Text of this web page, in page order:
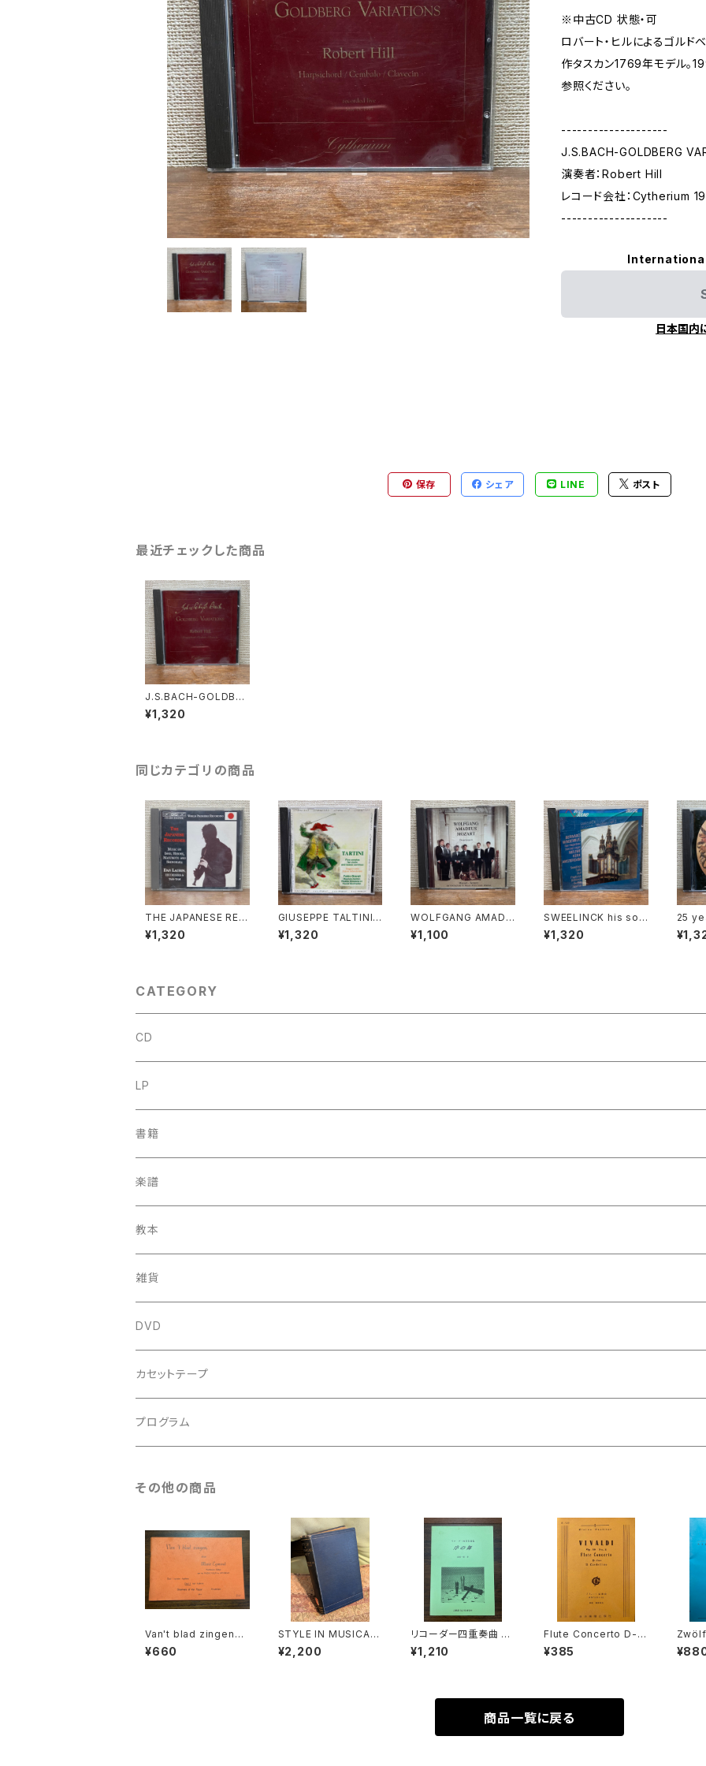
※中古CD 状態・可
ロバート・ヒルによるゴルド
作タスカン1769年モデル。
参照ください。
--------------------
J.S.BACH-GOLDBERG
演奏者：Robert Hill
レコード会社：Cytherium
--------------------
日本国内
保存 シェア LINE ポスト
最近チェックした商品
J.S.BACH-GOLDBER
G VARIATIONS【演奏
者：Robert Hill】レコー
¥1,320
同じカテゴリの商品
THE JAPANESE REC
ORDER【演奏者：Dan
Laurin】レコード会社：
¥1,320
GIUSEPPE TALTINI F
IVE VIOLIN SONATA
S【演奏者：Fabio Bion
年
¥1,320
WOLFGANG AMADE
US MOZART Diverti
menti【演奏者：Mozar
¥1,100
SWEELINCK his sou
rces - his influence
vol.2【演奏者：BERNA
¥1,320
25
s
nhardt
CATEGORY
CD
古楽
中古CD
鍋島元子関連CD
古楽以外
中古CD
LP
古楽
中古LP
鍋島元子関連LP
古楽以外
中古LP
書籍
古楽関係
中古本
新古本
古楽以外
中古本
中古本
楽譜
古楽関係
スコア
鍵盤用
古楽以外
スコア
教本
古楽関係
古楽以外
雑貨
トートバッグ
バロック
ルネサンス
DVD
古楽
古楽以外
カセットテープ
古楽
プログラム
その他の商品
Van't blad zingen
【著者：Marie Egmon
d】出版社：BROEKMA
¥660
STYLE IN MUSICAL
ART【著者：C. HUBER
T H.PARRY】出版社：
¥2,200
リコーダー四重奏曲 序
の舞【著者：高橋一雄】
出版社：高橋教育音楽
¥1,210
Flute Concerto D-d
ur op.10 No.3 Il Car
dellino【著者：VIVALD
¥385
ss BÄRENREITER UR
商品一覧に戻る